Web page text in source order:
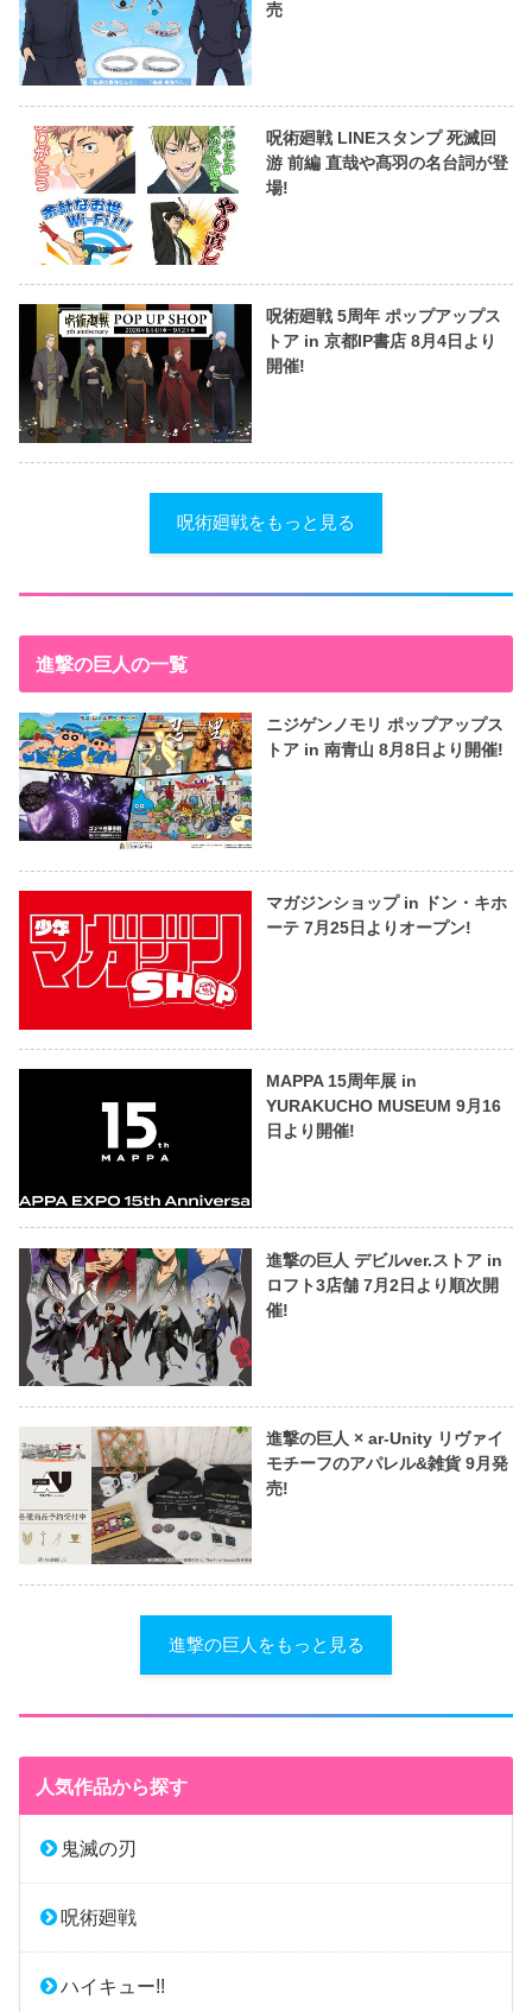
売
呪術廻戦 LINEスタンプ 死滅回
游 前編 直哉や髙羽の名台詞が登
場!
呪術廻戦 5周年 ポップアップス
トア in 京都IP書店 8月4日より
開催!
呪術廻戦をもっと見る
進撃の巨人の一覧
ニジゲンノモリ ポップアップス
トア in 南青山 8月8日より開催!
マガジンショップ in ドン・キホ
ーテ 7月25日よりオープン!
MAPPA 15周年展 in
YURAKUCHO MUSEUM 9月16
日より開催!
進撃の巨人 デビルver.ストア in
ロフト3店舗 7月2日より順次開
催!
進撃の巨人 × ar-Unity リヴァイ
モチーフのアパレル&雑貨 9月発
売!
進撃の巨人をもっと見る
人気作品から探す
鬼滅の刃
呪術廻戦
ハイキュー!!